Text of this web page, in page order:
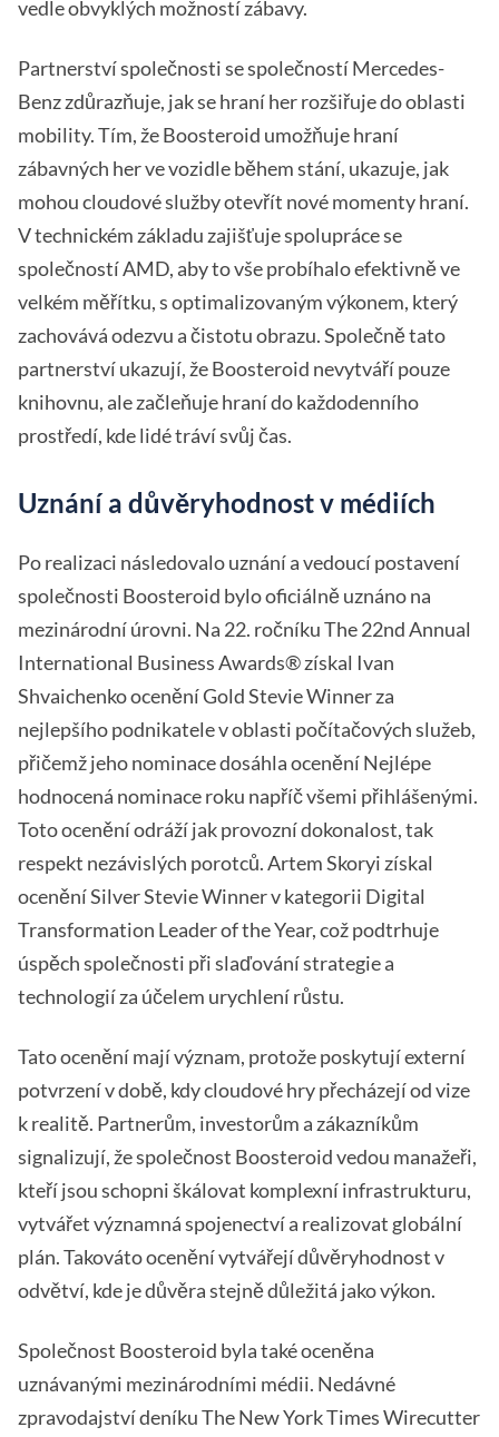
vedle obvyklých možností zábavy.
Partnerství společnosti se společností Mercedes-
Benz zdůrazňuje, jak se hraní her rozšiřuje do oblasti
mobility. Tím, že Boosteroid umožňuje hraní
zábavných her ve vozidle během stání, ukazuje, jak
mohou cloudové služby otevřít nové momenty hraní.
V technickém základu zajišťuje spolupráce se
společností AMD, aby to vše probíhalo efektivně ve
velkém měřítku, s optimalizovaným výkonem, který
zachovává odezvu a čistotu obrazu. Společně tato
partnerství ukazují, že Boosteroid nevytváří pouze
knihovnu, ale začleňuje hraní do každodenního
prostředí, kde lidé tráví svůj čas.
Uznání a důvěryhodnost v médiích
Po realizaci následovalo uznání a vedoucí postavení
společnosti Boosteroid bylo oficiálně uznáno na
mezinárodní úrovni. Na 22. ročníku The 22nd Annual
International Business Awards® získal Ivan
Shvaichenko ocenění Gold Stevie Winner za
nejlepšího podnikatele v oblasti počítačových služeb,
přičemž jeho nominace dosáhla ocenění Nejlépe
hodnocená nominace roku napříč všemi přihlášenými.
Toto ocenění odráží jak provozní dokonalost, tak
respekt nezávislých porotců. Artem Skoryi získal
ocenění Silver Stevie Winner v kategorii Digital
Transformation Leader of the Year, což podtrhuje
úspěch společnosti při slaďování strategie a
technologií za účelem urychlení růstu.
Tato ocenění mají význam, protože poskytují externí
potvrzení v době, kdy cloudové hry přecházejí od vize
k realitě. Partnerům, investorům a zákazníkům
signalizují, že společnost Boosteroid vedou manažeři,
kteří jsou schopni škálovat komplexní infrastrukturu,
vytvářet významná spojenectví a realizovat globální
plán. Takováto ocenění vytvářejí důvěryhodnost v
odvětví, kde je důvěra stejně důležitá jako výkon.
Společnost Boosteroid byla také oceněna
uznávanými mezinárodními médii. Nedávné
zpravodajství deníku The New York Times Wirecutter